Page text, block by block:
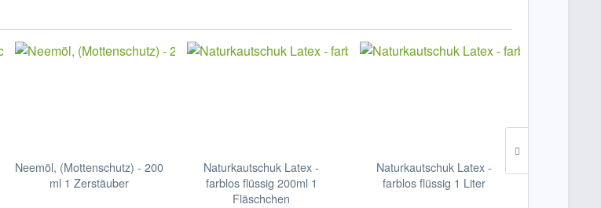
Neemöl, (Mottenschutz) - 200
ml 1 Zerstäuber
Naturkautschuk Latex -
farblos flüssig 200ml 1
Fläschchen
Naturkautschuk Latex -
farblos flüssig 1 Liter